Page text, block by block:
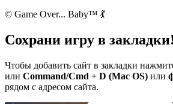
© Game Over... Baby™ 💃
Сохрани игру в закладки!
Чтобы добавить сайт в закладки
или Command/Cmd + D (Mac OS) или
рядом с адресом сайта.